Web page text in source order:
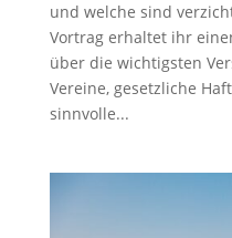
und welche sind
Vortrag erhaltet ihr
über die wichtigsten
Vereine, gesetzliche
sinnvolle...